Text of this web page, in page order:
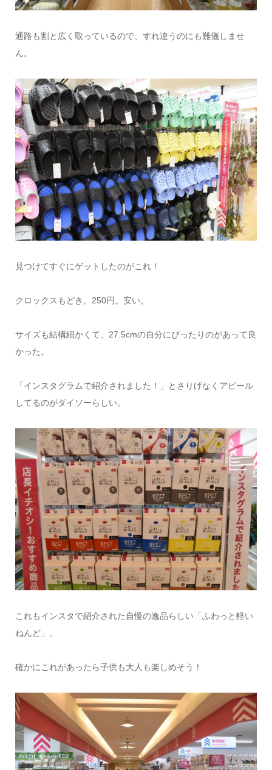
通路も割と広く取っているので、すれ違うのにも難儀しませ
ん。
見つけてすぐにゲットしたのがこれ！
クロックスもどき。250円。安い。
サイズも結構細かくて、27.5cmの自分にぴったりのがあって良
かった。
「インスタグラムで紹介されました！」とさりげなくアピール
してるのがダイソーらしい。
これもインスタで紹介された自慢の逸品らしい「ふわっと軽い
ねんど」。
確かにこれがあったら子供も大人も楽しめそう！
情報提供をする！ 広告掲載について ランチ特集！